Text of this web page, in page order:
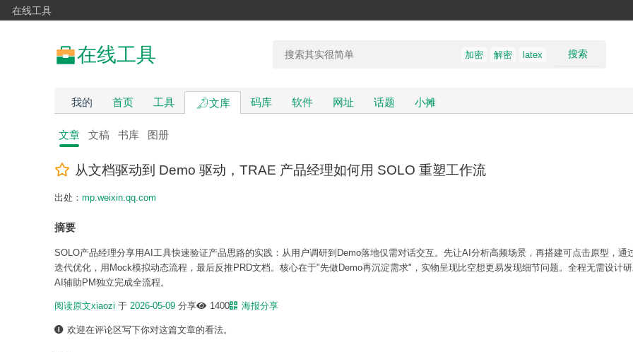
在线工具
在线工具 搜索
加密 解密 latex
我的 首页 工具 文库 码库 软件 网址 话题 小摊
文章 文稿 书库 图册
从文档驱动到 Demo 驱动，TRAE 产品经理如何用 SOLO 重塑工作流
出处： mp.weixin.qq.com
摘要
SOLO产品经理分享用AI工具快速验证产品思路的实践：从用户调研到Demo落地仅需对话交互。先让AI分析高频场景，再搭建可点击原型，通
迭代优化，用Mock模拟动态流程，最后反推PRD文档。核心在于"先做Demo再沉淀需求"，实物呈现比空想更易发现细节问题。全程无需设计
AI辅助PM独立完成全流程。
阅读原文xiaozi 于 2026-05-09 分享 1400 海报分享
欢迎在评论区写下你对这篇文章的看法。